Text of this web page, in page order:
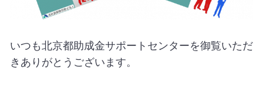
いつも北京都助成金サポートセンターを御覧いただ
きありがとうございます。